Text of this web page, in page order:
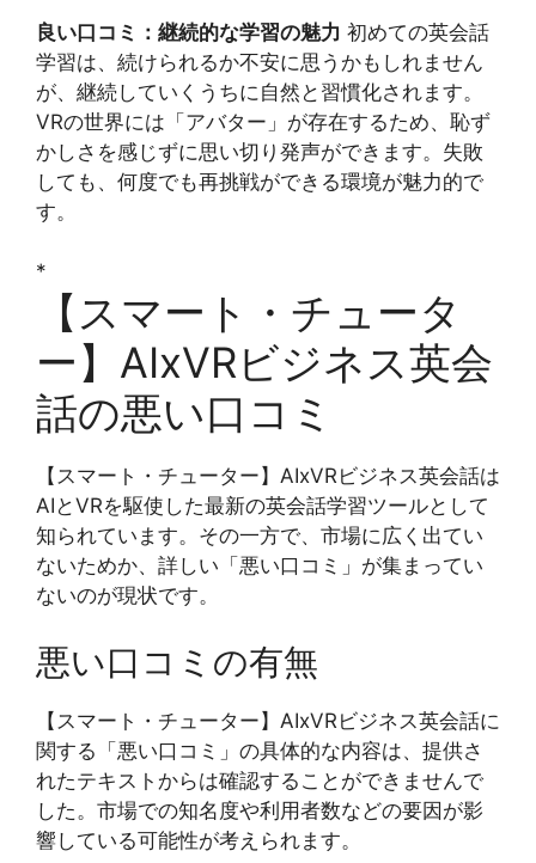
良い口コミ：継続的な学習の魅力 初めての英会話
学習は、続けられるか不安に思うかもしれません
が、継続していくうちに自然と習慣化されます。
VRの世界には「アバター」が存在するため、恥ず
かしさを感じずに思い切り発声ができます。失敗
しても、何度でも再挑戦ができる環境が魅力的で
す。
*
【スマート・チュータ
ー】AIxVRビジネス英会
話の悪い口コミ
【スマート・チューター】AIxVRビジネス英会話は
AIとVRを駆使した最新の英会話学習ツールとして
知られています。その一方で、市場に広く出てい
ないためか、詳しい「悪い口コミ」が集まってい
ないのが現状です。
悪い口コミの有無
【スマート・チューター】AIxVRビジネス英会話に
関する「悪い口コミ」の具体的な内容は、提供さ
れたテキストからは確認することができませんで
した。市場での知名度や利用者数などの要因が影
響している可能性が考えられます。